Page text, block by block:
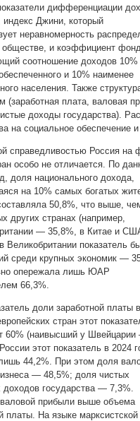
дифференциации
индекс Джини, который
неравномерность
обществе, и коэффициент
соотношение доходов 10%
и 10% наименее
населения. Также
(заработная плата, валовая
доходы государства).
на социальное обеспечение и
справедливостью Россия на
особо не отличается. По
доля национального дохода,
на 10% самых богатых
50,8%, что выше,
других странах (например,
— 35,8%, в Китае и
Великобритании показатель
среди крупных экономик —
опережала лишь ЮАР
66,3%.
доли заработной платы
стран этот
60% (наивысший у
этот показатель в 2024
44,2%. При этом доля
— 48,5%; доля чистых
доходов государства — 7,3%.
прибыли выше объема
платы. На языке марксистской